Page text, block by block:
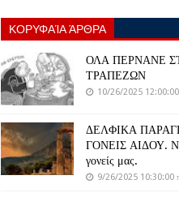
ΚΟΡΥΦΑΊΑ ΆΡΘΡΑ
ΟΛΑ ΠΕΡΝΑΝΕ
ΤΡΑΠΕΖΩΝ
10/26/2025
ΔΕΛΦΙΚΑ
ΓΟΝΕΙΣ ΑΙΔΟΥ.
γονείς μας.
9/26/2025 10:30:00